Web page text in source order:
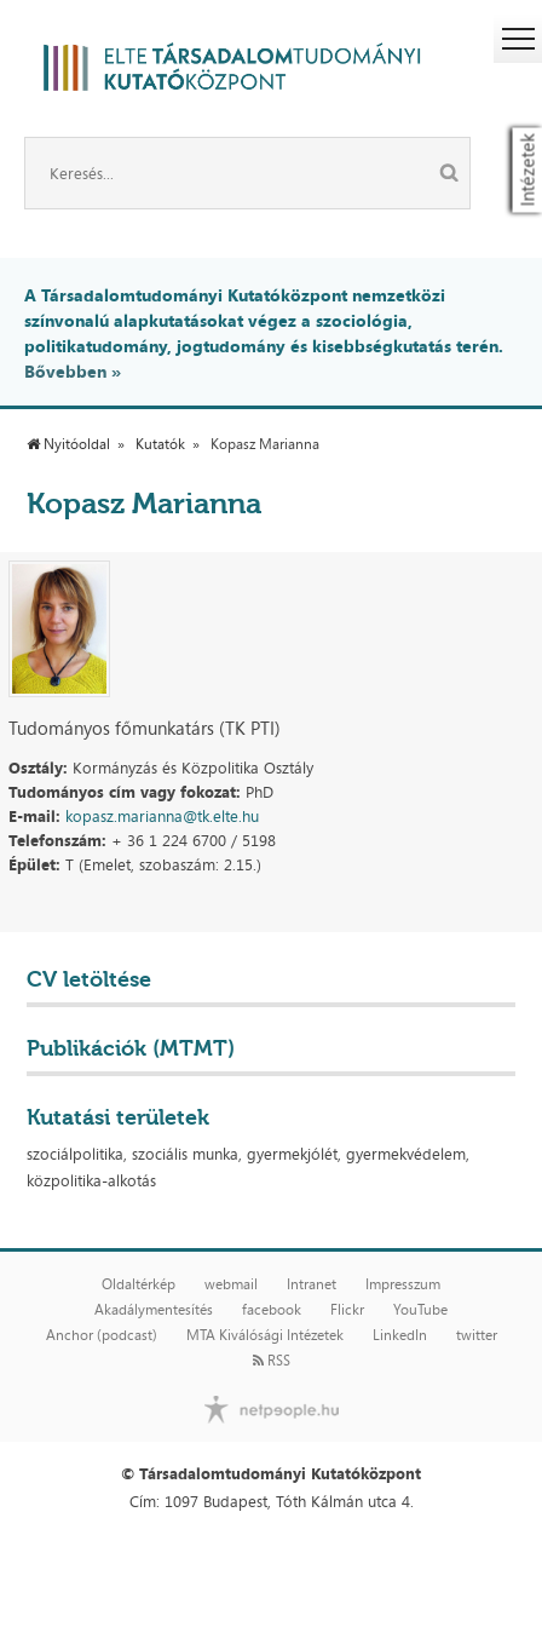
Intézetek
A Társadalomtudományi Kutatóközpont nemzetközi
színvonalú alapkutatásokat végez a szociológia,
politikatudomány, jogtudomány és kisebbségkutatás terén.
Bővebben »
Nyitóoldal Kutatók Kopasz Marianna
Kopasz Marianna
Tudományos főmunkatárs (TK PTI)
Osztály: Kormányzás és Közpolitika Osztály
Tudományos cím vagy fokozat: PhD
E-mail: kopasz.marianna@tk.elte.hu
Telefonszám: + 36 1 224 6700 / 5198
Épület: T (Emelet, szobaszám: 2.15.)
CV letöltése
Publikációk (MTMT)
Kutatási területek
szociálpolitika, szociális munka, gyermekjólét, gyermekvédelem,
közpolitika-alkotás
Oldaltérkép webmail Intranet
Impresszum
Akadálymentesítés
facebook Flickr
YouTube
Anchor (podcast)
MTA Kiválósági Intézetek LinkedIn
twitter
RSS
© Társadalomtudományi Kutatóközpont
Cím: 1097 Budapest, Tóth Kálmán utca 4.